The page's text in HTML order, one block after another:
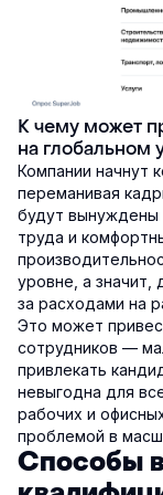
К чему может
на глобальном
Компании начнут
переманивая
будут вынуждены
труда и
уровне, а значит,
за расходами на
Это может
сотрудников —
привлекать
невыгодна для
рабочих и
проблемой в
Способы